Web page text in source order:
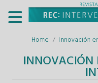
Home Innovación
INNOVACIÓN